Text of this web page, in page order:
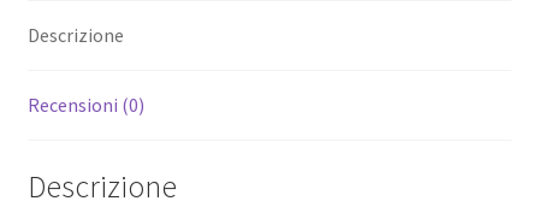
Descrizione
Recensioni (0)
Descrizione